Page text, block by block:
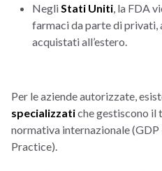
Negli Stati Uniti , la FDA
farmaci da parte di privati,
acquistati all’estero.
Per le aziende autorizzate,
specializzatiche gestiscono il
normativa internazionale
Practice).